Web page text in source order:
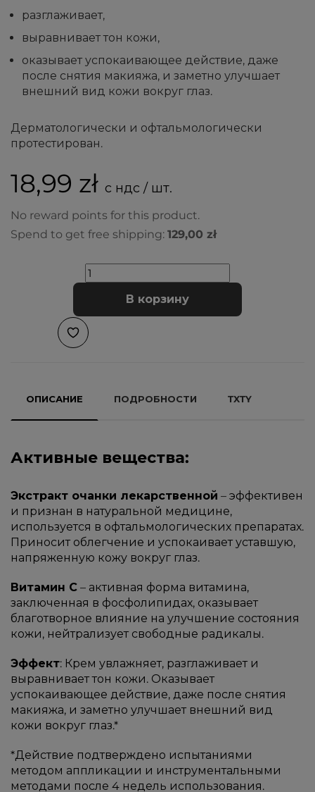
разглаживает,
выравнивает тон кожи,
оказывает успокаивающее действие, даже
после снятия макияжа, и заметно улучшает
внешний вид кожи вокруг глаз.
Дерматологически и офтальмологически
протестирован.
18,99 zł с ндс / шт.
No reward points for this product.
Spend to get free shipping: 129,00 zł
В корзину
ОПИСАНИЕ ПОДРОБНОСТИ TXTY
Активные вещества:
Экстракт очанки лекарственной – эффективен
и признан в натуральной медицине,
используется в офтальмологических препаратах.
Приносит облегчение и успокаивает уставшую,
напряженную кожу вокруг глаз.
Витамин С – активная форма витамина,
заключенная в фосфолипидах, оказывает
благотворное влияние на улучшение состояния
кожи, нейтрализует свободные радикалы.
Эффект: Крем увлажняет, разглаживает и
выравнивает тон кожи. Оказывает
успокаивающее действие, даже после снятия
макияжа, и заметно улучшает внешний вид
кожи вокруг глаз.*
*Действие подтверждено испытаниями
методом аппликации и инструментальными
методами после 4 недель использования.